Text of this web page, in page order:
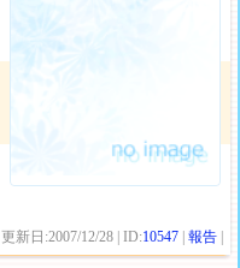
| 更新日:2007/12/28 | ID:10547 |報告